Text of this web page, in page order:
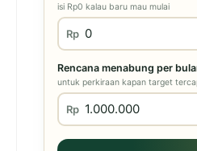
isi Rp0 kalau baru mau mulai
Rp
Rencana menabung per
untuk perkiraan kapan target
Rp